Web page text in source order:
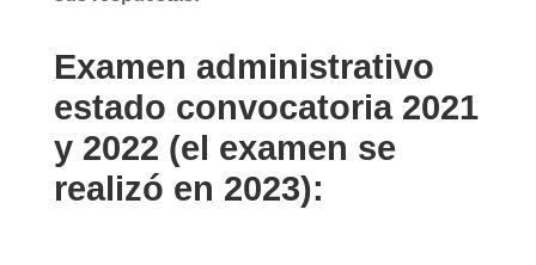
Examen administrativo
estado convocatoria 2021
y 2022 (el examen se
realizó en 2023):